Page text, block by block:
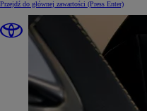
Przejdź do głównej zawartości (Press Enter)